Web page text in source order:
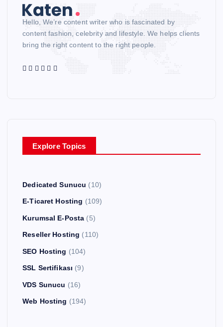
Hello, We’re content writer who is fascinated by
content fashion, celebrity and lifestyle. We helps clients
bring the right content to the right people.
Explore Topics
Dedicated Sunucu (10)
E-Ticaret Hosting (109)
Kurumsal E-Posta (5)
Reseller Hosting (110)
SEO Hosting (104)
SSL Sertifikası (9)
VDS Sunucu (16)
Web Hosting (194)